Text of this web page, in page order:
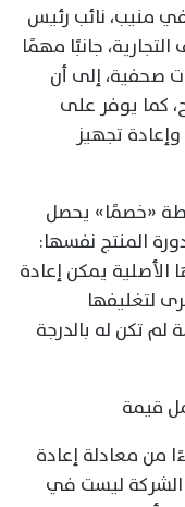
منيب، نائب رئيس
جانبًا مهمًا
صحفية، إلى أن
كما يوفر على
تجهيز
«خصمًا» يحصل
المنتج نفسها:
الأصلية يمكن إعادة
لتغليفها
تكن له بالدرجة
قيمة
من معادلة إعادة
الشركة ليست في